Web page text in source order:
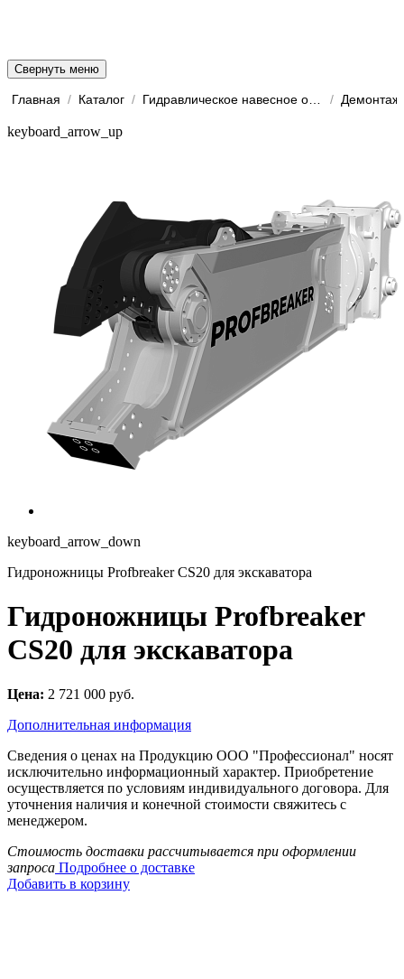
Свернуть меню
Главная / Каталог / /
keyboard_arrow_up
keyboard_arrow_down
Гидроножницы Profbreaker CS20 для экскаватора
Гидроножницы Profbreaker
CS20 для экскаватора
Цена: 2 721 000 руб.
Дополнительная информация
Сведения о ценах на Продукцию ООО "Профессионал" носят
исключительно информационный характер. Приобретение
осуществляется по условиям индивидуального договора. Для
уточнения наличия и конечной стоимости свяжитесь с
менеджером.
Стоимость доставки рассчитывается при оформлении
запроса Подробнее о доставке
Добавить в корзину